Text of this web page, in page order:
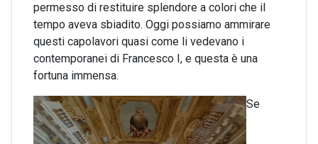
permesso di restituire splendore a colori che il
tempo aveva sbiadito. Oggi possiamo ammirare
questi capolavori quasi come li vedevano i
contemporanei di Francesco I, e questa è una
fortuna immensa.
Se